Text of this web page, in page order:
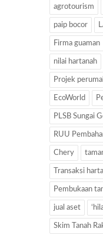
agrotourism
paip bocor
Firma guaman
nilai hartanah
Projek
EcoWorld
PLSB Sungai
RUU
Chery
Transaksi
Pembukaan
jual aset
Skim Tanah